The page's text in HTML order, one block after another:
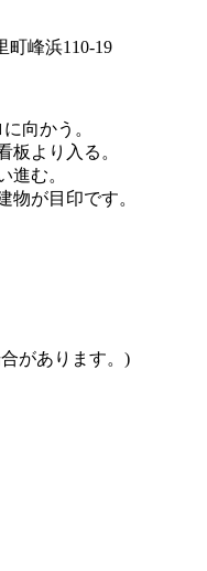
峰浜110-19
向かう。
板より入る。
進む。
物が目印です。
があります。)